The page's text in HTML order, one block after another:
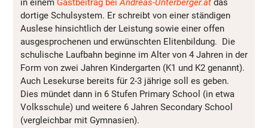
dortige Schulsystem. Er schreibt von einer ständigen
Auslese hinsichtlich der Leistung sowie einer offen
ausgesprochenen und erwünschten Elitenbildung. Die
schulische Laufbahn beginne im Alter von 4 Jahren in der
Form von zwei Jahren Kindergarten (K1 und K2 genannt).
Auch Lesekurse bereits für 2-3 jährige soll es geben.
Dies mündet dann in 6 Stufen Primary School (in etwa
Volksschule) und weitere 6 Jahren Secondary School
(vergleichbar mit Gymnasien).